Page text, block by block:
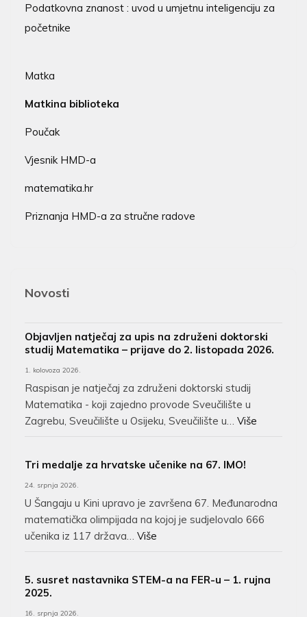
Podatkovna znanost : uvod u umjetnu inteligenciju za
početnike
Matka
Matkina biblioteka
Poučak
Vjesnik HMD-a
matematika.hr
Priznanja HMD-a za stručne radove
Novosti
Objavljen natječaj za upis na združeni doktorski
studij Matematika – prijave do 2. listopada 2026.
1. kolovoza 2026.
Raspisan je natječaj za združeni doktorski studij
Matematika - koji zajedno provode Sveučilište u
Zagrebu, Sveučilište u Osijeku, Sveučilište u… Više
Tri medalje za hrvatske učenike na 67. IMO!
24. srpnja 2026.
U Šangaju u Kini upravo je završena 67. Međunarodna
matematička olimpijada na kojoj je sudjelovalo 666
učenika iz 117 država… Više
5. susret nastavnika STEM-a na FER-u – 1. rujna
2025.
16. srpnja 2026.